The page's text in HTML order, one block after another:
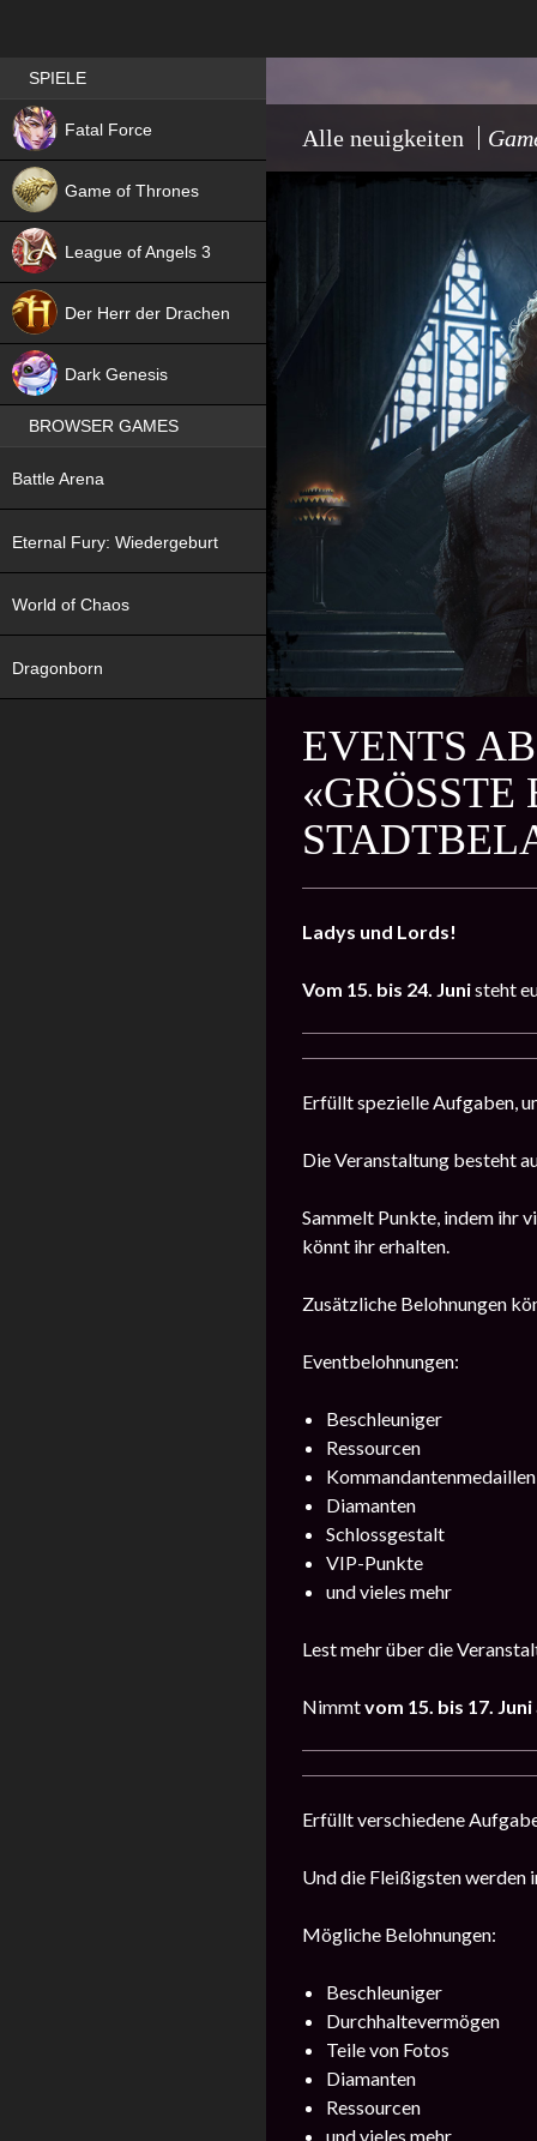
Alle neuigkeiten
EVENTS
Ladys und Lords!
Vom 15. bis 24. Junisteht
Erfüllt spezielle Aufgaben,
Die Veranstaltung besteht
Sammelt Punkte, indem ihr
könnt ihr erhalten.
Zusätzliche Belohnungen
Eventbelohnungen:
Beschleuniger
Ressourcen
Kommandantenmedaillen
Diamanten
Schlossgestalt
VIP-Punkte
und vieles mehr
Lest mehr über die
Nimmtvom 15. bis 17. Juni
Erfüllt verschiedene
Und die Fleißigsten werden
Mögliche Belohnungen:
Beschleuniger
Durchhaltevermögen
Teile von Fotos
Diamanten
Ressourcen
und vieles mehr
Best RPG games in Germany
SPIELE
Fatal Force
NEW
Game of Thrones
League of Angels 3
Der Herr der Drachen
Dark Genesis
BROWSER GAMES
Battle Arena
Eternal Fury: Wiedergeburt
World of Chaos
Dragonborn